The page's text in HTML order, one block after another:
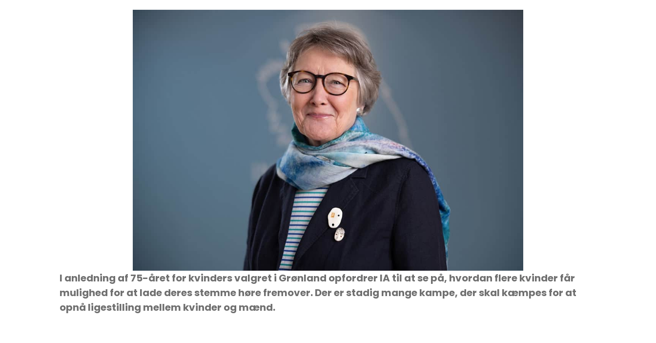
I anledning af 75-året for kvinders valgret i Grønland opfordrer IA til at se på, hvordan flere kvinder får
mulighed for at lade deres stemme høre fremover. Der er stadig mange kampe, der skal kæmpes for at
opnå ligestilling mellem kvinder og mænd.